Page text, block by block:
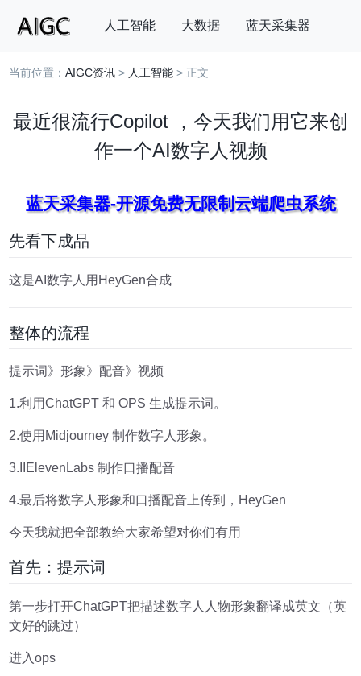
人工智能 大数据 蓝天采集器
搜索
当前位置：AIGC资讯 > 人工智能 > 正文
最近很流行Copilot ，今天我们用它来创
作一个AI数字人视频
蓝天采集器-开源免费无限制云端爬虫系统
先看下成品
这是AI数字人用HeyGen合成
整体的流程
提示词》形象》配音》视频
1.利用ChatGPT 和 OPS 生成提示词。
2.使用Midjourney 制作数字人形象。
3.IIElevenLabs 制作口播配音
4.最后将数字人形象和口播配音上传到，HeyGen
今天我就把全部教给大家希望对你们有用
首先：提示词
第一步打开ChatGPT把描述数字人人物形象翻译成英文（英
文好的跳过）
进入ops